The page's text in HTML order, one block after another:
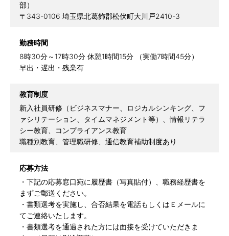
部）
〒343-0106 埼玉県北葛飾郡松伏町大川戸2410-3
勤務時間
8時30分～17時30分 休憩1時間15分 （実働7時間45分）
早出・遅出・残業有
教育制度
新入社員研修（ビジネスマナー、ロジカルシンキング、フ
ァシリテーション、タイムマネジメント等）、情報リテラ
シー教育、コンプライアンス教育
職種別教育、管理職研修、通信教育補助制度あり
応募方法
・下記の応募窓口宛に履歴書（写真貼付）、職務経歴書を
まずご郵送ください。
・書類選考を実施し、合否結果を電話もしくはＥメールに
てご連絡いたします。
・書類選考を通過された方には面接を受けていただきま